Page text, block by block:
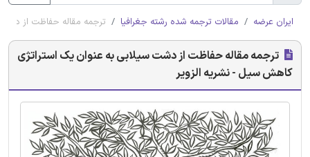
ایران عرضه مقالات ترجمه شده رشته جغرافیا ترجمه مقاله حفاظت از
ترجمه مقاله حفاظت از دشت سیلابی به عنوان یک استراتژی
کاهش سیل - نشریه الزویر